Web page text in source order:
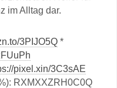
im Alltag dar.
3PIJO5Q *
pixel.xin/3C3sAE
RXMXXZRH0C0Q